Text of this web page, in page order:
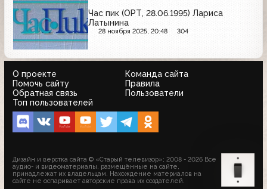
Час пик (ОРТ, 28.06.1995) Лариса
Латынина
28 ноября 2025, 20:48 304
О проекте
Команда сайта
Помочь сайту
Правила
Обратная связь
Пользователи
Топ пользователей
Дизайн и верстка сайта © «Старый телевизор»; 2008 - 2026 Все
аудио- и видеоматериалы, размещённые на сайте,
принадлежат их владельцам. Нахождение материалов на
сайте не оспаривает авторские права их создателей.